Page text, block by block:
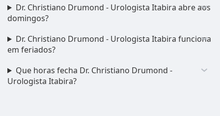
Dr. Christiano Drumond - Urologista Itabira abre aos
domingos?
Dr. Christiano Drumond - Urologista Itabira funciona
em feriados?
Que horas fecha Dr. Christiano Drumond -
Urologista Itabira?